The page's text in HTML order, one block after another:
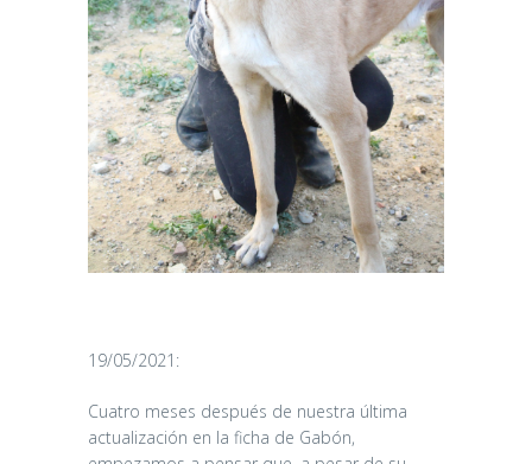
19/05/2021:
Cuatro meses después de nuestra última
actualización en la ficha de Gabón,